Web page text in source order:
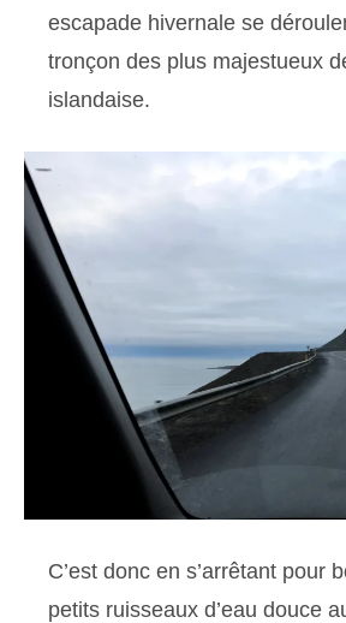
escapade hivernale se
tronçon des plus majestueux
islandaise.
C’est donc en s’arrêtant pour
petits ruisseaux d’eau douce